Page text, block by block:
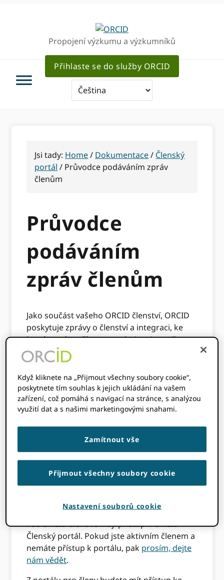
Propojení výzkumu a výzkumníků
Přihlaste se do služby ORCID
Jsi tady: Home/ Dokumentace/ Členský
portál / Průvodce podáváním zpráv
členům
Průvodce
podáváním
zpráv členům
Jako součást vašeho ORCID členství, ORCID
poskytuje zprávy o členství a integraci, ke
kterým máte přístup a stahujete je podle
potřeby. Zprávy o členech jsou k dispozici
všem členům a poskytují pohledy na to, jak
se používají integrace, počet výzkumných
pracovníků, kteří připojili své iD k integraci,
spolu s počtem aktualizovaných záznamů.
relevantní pro členy výzkumných organizací),
a Dashboard konsorcia, který je k dispozici
pouze našim vedoucím organizacím
konsorcia.
prostřednictvímORCID Členský portál
Vše ORCID členové mají přístup k ORCID
Členský portál. Pokud jste aktivním členem a
nemáte přístup k portálu, pak prosím, dejte
nám vědět.
Když kliknete na „Přijmout všechny soubory cookie“,
poskytnete tím souhlas k jejich ukládání na vašem
zařízení, což pomáhá s navigací na stránce, s analýzou
využití dat a s našimi marketingovými snahami.
Zamítnout vše
Přijmout všechny soubory cookie
Nastavení souborů cookie